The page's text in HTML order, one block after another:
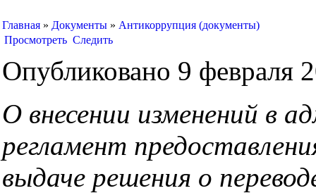
Главная » Документы » Антикоррупция (документы)
Просмотреть Следить
Опубликовано 9 февраля
О внесении изменений в
регламент
выдаче решения о